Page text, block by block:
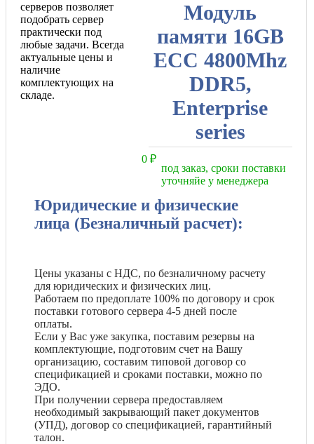
Модуль
памяти 16GB
ECC 4800Mhz
DDR5,
Enterprise
series
0 ₽
под заказ, сроки поставки
уточняйе у менеджера
серверов позволяет
подобрать сервер
практически под
любые задачи. Всегда
актуальные цены и
наличие
комплектующих на
складе.
Юридические и физические
лица (Безналичный расчет):
Цены указаны с НДС, по безналичному расчету
для юридических и физических лиц.
Работаем по предоплате 100% по договору и срок
поставки готового сервера 4-5 дней после
оплаты.
Если у Вас уже закупка, поставим резервы на
комплектующие, подготовим счет на Вашу
организацию, составим типовой договор со
спецификацией и сроками поставки, можно по
ЭДО.
При получении сервера предоставляем
необходимый закрывающий пакет документов
(УПД), договор со спецификацией, гарантийный
талон.